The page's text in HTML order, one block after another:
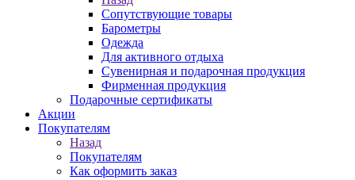
Сопутствующие товары
Барометры
Одежда
Для активного отдыха
Сувенирная и подарочная продукция
Фирменная продукция
Подарочные сертификаты
Акции
Покупателям
Назад
Покупателям
Как оформить заказ